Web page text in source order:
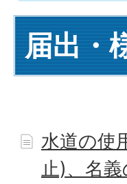
届出・
水道の使
止)、名